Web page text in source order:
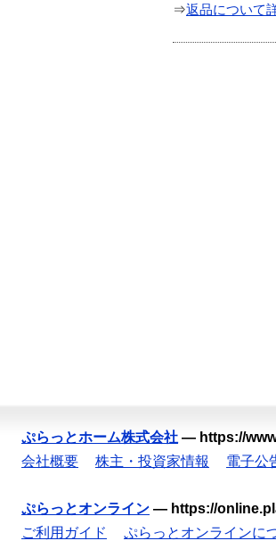
⇒返品について
ぷらっとホーム株式会社 — https://
会社概要
株主・投資家情報 電子公
ぷらっとオンライン — https://
ご利用ガイド
ぷらっとオンラインに